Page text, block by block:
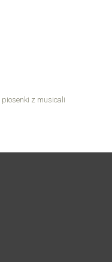
z musicali